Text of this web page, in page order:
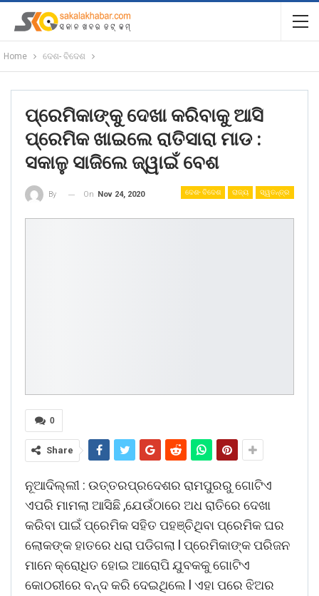
Home ଦେଶ- ବିଦେଶ
ପ୍ରେମିକାଙ୍କୁ ଦେଖା କରିବାକୁ ଆସି
ପ୍ରେମିକ ଖାଇଲେ ରାତିସାରା ମାଡ :
ସକାଳୁ ସାଜିଲେ ଜ୍ୱାଇଁ ବେଶ
ଦେଶ- ବିଦେଶ ରାଜ୍ୟ ସ୍ୱତନ୍ତ୍ର
By On Nov 24, 2020
0
Share
ନୂଆଦିଲ୍ଲୀ : ଉତ୍ତରପ୍ରଦେଶର ରାମପୁରରୁ ଗୋଟିଏ
ଏପରି ମାମଲା ଆସିଛି ,ଯେଉଁଠାରେ ଅଧ ରାତିରେ ଦେଖା
କରିବା ପାଇଁ ପ୍ରେମିକ ସହିତ ପହଞ୍ଚିଥିବା ପ୍ରେମିକ ଘର
ଲୋକଙ୍କ ହାତରେ ଧରା ପଡିଗଲା l ପ୍ରେମିକାଙ୍କ ପରିଜନ
ମାନେ କ୍ରୋଧିତ ହୋଇ ଆରୋପି ଯୁବକକୁ ଗୋଟିଏ
କୋଠରୀରେ ବନ୍ଦ କରି ଦେଇଥିଲେ l ଏହା ପରେ ଝିଅର